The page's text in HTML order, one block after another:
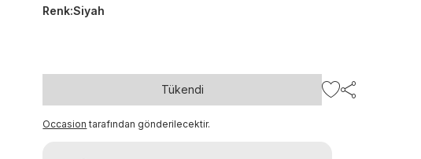
Renk:Siyah
Tükendi
Occasion tarafından gönderilecektir.